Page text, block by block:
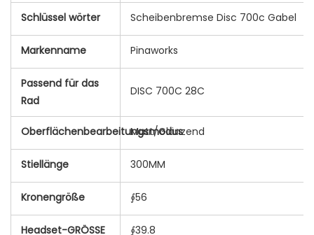
Schlüssel wörter Scheibenbremse Disc 700c Gabel
Markenname Pinaworks
Passend für das
Rad
DISC 700C 28C
Oberflächenbearbeitungsmodus
Matt/Glänzend
Stiellänge 300MM
Kronengröße ∮56
Headset-GRÖSSE ∮39.8